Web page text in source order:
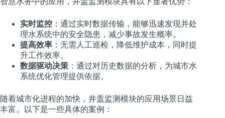
实时监控 ：通过实时数据传输，能够迅速发现并处
理水系统中的安全隐患，减少事故发生概率。
提高效率 ：无需人工巡检，降低维护成本，同时提
升工作效率。
数据驱动决策 ：通过对历史数据的分析，为城市水
系统优化管理提供依据。
随着城市化进程的加快，井盖监测模块的应用场景日益
丰富。以下是一些具体的案例：